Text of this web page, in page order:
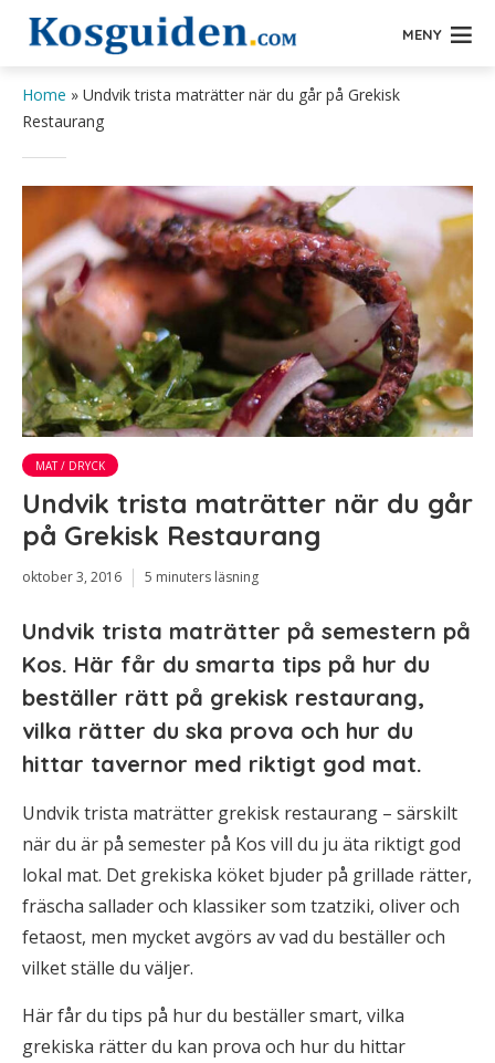
MENY
Home » Undvik trista maträtter när du går på Grekisk
Restaurang
MAT / DRYCK
Undvik trista maträtter när du går
på Grekisk Restaurang
oktober 3, 2016 5 minuters läsning
Undvik trista maträtter på semestern på
Kos. Här får du smarta tips på hur du
beställer rätt på grekisk restaurang,
vilka rätter du ska prova och hur du
hittar tavernor med riktigt god mat.
Undvik trista maträtter grekisk restaurang – särskilt
när du är på semester på Kos vill du ju äta riktigt god
lokal mat. Det grekiska köket bjuder på grillade rätter,
fräscha sallader och klassiker som tzatziki, oliver och
fetaost, men mycket avgörs av vad du beställer och
vilket ställe du väljer.
Här får du tips på hur du beställer smart, vilka
grekiska rätter du kan prova och hur du hittar